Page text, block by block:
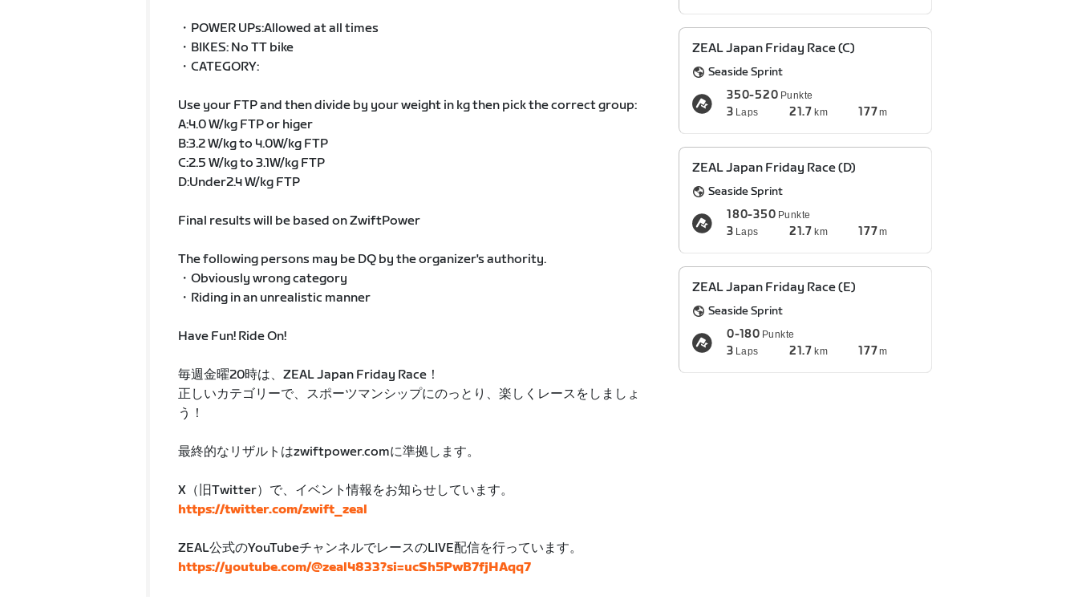
・POWER UPs:Allowed at all times
・BIKES: No TT bike
・CATEGORY:
Use your FTP and then divide by your weight in kg then pick the correct group:
A:4.0 W/kg FTP or higer
B:3.2 W/kg to 4.0W/kg FTP
C:2.5 W/kg to 3.1W/kg FTP
D:Under2.4 W/kg FTP
Final results will be based on ZwiftPower
The following persons may be DQ by the organizer's authority.
・Obviously wrong category
・Riding in an unrealistic manner
Have Fun! Ride On!
毎週金曜20時は、ZEAL Japan Friday Race！
正しいカテゴリーで、スポーツマンシップにのっとり、楽しくレースをしましょ
う！
最終的なリザルトはzwiftpower.comに準拠します。
X（旧Twitter）で、イベント情報をお知らせしています。
https://twitter.com/zwift_zeal
ZEAL公式のYouTubeチャンネルでレースのLIVE配信を行っています。
https://youtube.com/@zeal4833?si=ucSh5PwB7fjHAqq7
ZEAL Japan Friday Race (C)
Seaside Sprint
350-520 Punkte
3 Laps 21.7 km 177m
ZEAL Japan Friday Race (D)
Seaside Sprint
180-350 Punkte
3 Laps 21.7 km 177m
ZEAL Japan Friday Race (E)
Seaside Sprint
0-180 Punkte
3 Laps 21.7 km 177m